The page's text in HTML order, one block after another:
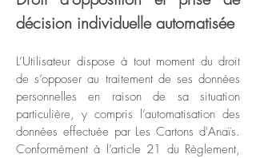
décision individuelle automatisée
L’Utilisateur dispose à tout moment du droit
de s’opposer au traitement de ses données
personnelles en raison de sa situation
particulière, y compris l’automatisation des
données effectuée par Les Cartons d'Anaïs.
Conformément à l’article 21 du Règlement,